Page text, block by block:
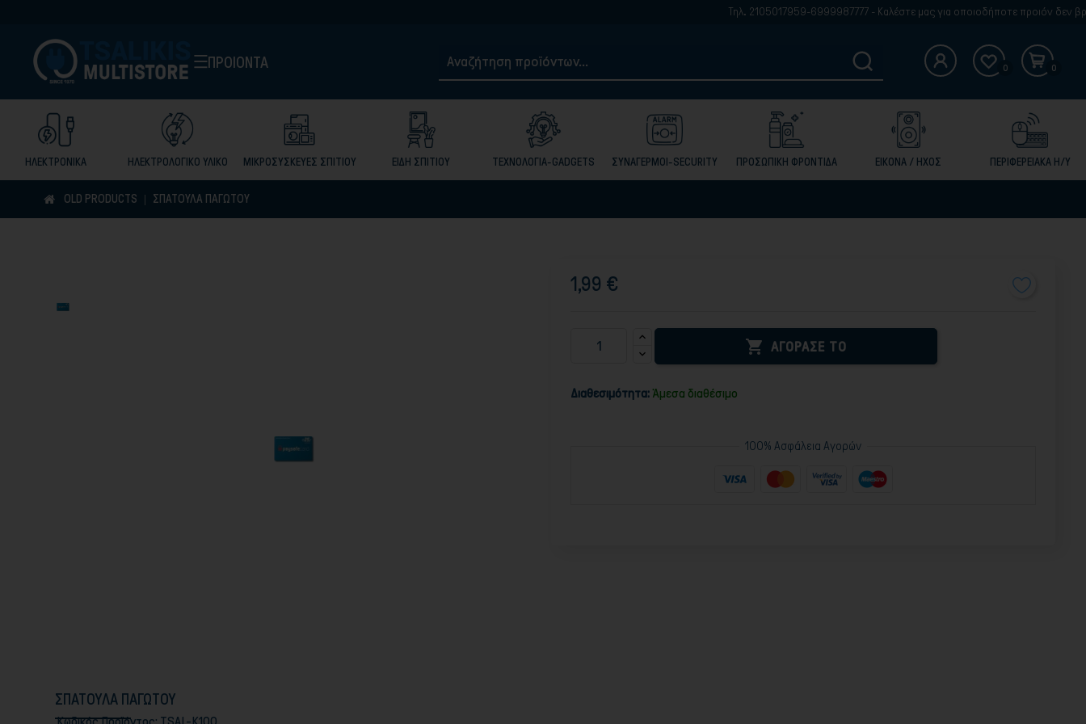
Τηλ. 2105017959-6999987777 - Καλέστε μας για οποιοδήποτε προιόν δεν
ΠΡΟΙΟΝΤΑ 0 0
ΕΙΔΗ ΣΠΙΤΙΟΥ ΕΙΚΟΝΑ / ΗΧΟΣ
ΗΛΕΚΤΡΟΛΟΓΙΚΟ ΥΛΙΚΟ
ΗΛΕΚΤΡΟΝΙΚΑ ΜΙΚΡΟΣΥΣΚΕΥΕΣ ΣΠΙΤΙΟΥ ΠΕΡΙΦΕΡΕΙΑΚΑ Η/Υ
ΠΡΟΣΩΠΙΚΗ ΦΡΟΝΤΙΔΑ
ΣΥΝΑΓΕΡΜΟΙ-SECURITY
ΤΕΧΝΟΛΟΓΙΑ-GADGETS
OLD PRODUCTS ΣΠΑΤΟΥΛΑ ΠΑΓΩΤΟΥ
ΣΠΑΤΟΥΛΑ ΠΑΓΩΤΟΥ
Κωδικός Προϊόντος: TSAL-K100
1,99 €
 ΑΓΟΡΑΣΕ ΤΟ
Διαθεσιμότητα: Άμεσα διαθέσιμο
100% Ασφάλεια Αγορών